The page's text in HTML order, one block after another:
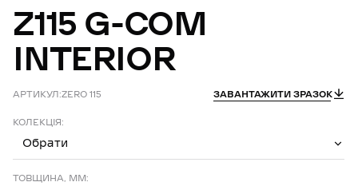
Z115 G-COM
INTERIOR
АРТИКУЛ:ZERO 115 ЗАВАНТАЖИТИ ЗРАЗОК
КОЛЕКЦІЯ:
Обрати
ТОВЩИНА, ММ: